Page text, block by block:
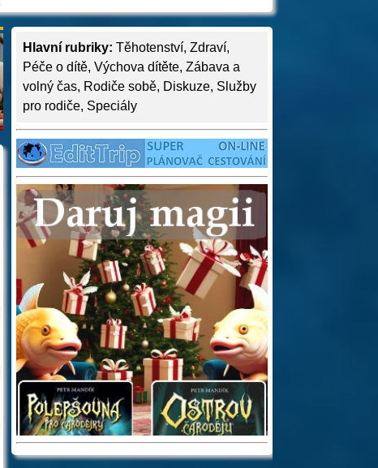
Hlavní rubriky: Těhotenství, Zdraví,
Péče o dítě, Výchova dítěte, Zábava a
volný čas, Rodiče sobě, Diskuze, Služby
pro rodiče, Speciály